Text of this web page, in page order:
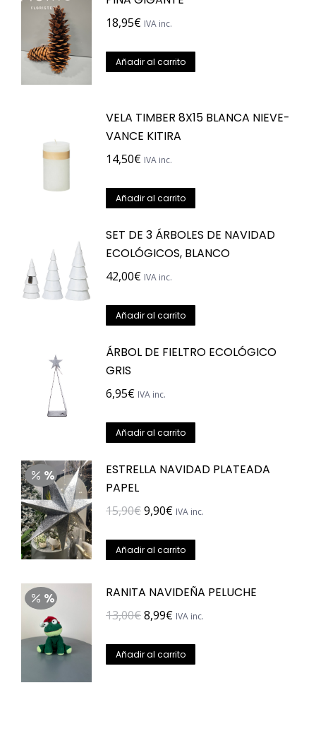
18,95€ IVA inc.
Añadir al carrito
VELA TIMBER 8X15 BLANCA NIEVE-
VANCE KITIRA
14,50€ IVA inc.
Añadir al carrito
SET DE 3 ÁRBOLES DE NAVIDAD
ECOLÓGICOS, BLANCO
42,00€ IVA inc.
Añadir al carrito
ÁRBOL DE FIELTRO ECOLÓGICO
GRIS
6,95€ IVA inc.
Añadir al carrito
ESTRELLA NAVIDAD PLATEADA
PAPEL
15,90€El
original
15,90€.
9,90€El
actual
9,90€.
IVA inc.
Añadir al carrito
RANITA NAVIDEÑA PELUCHE
13,00€El
original
8,99€El
actual
IVA inc.
Añadir al carrito